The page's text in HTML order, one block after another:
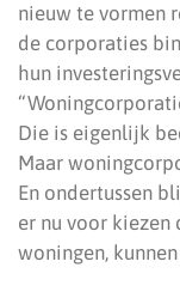
nieuw te vormen
de corporaties
hun
Die is eigenlijk
Maar
En ondertussen
er nu voor kiezen
woningen,